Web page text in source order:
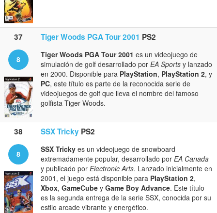
37 Tiger Woods PGA Tour 2001 PS2
8 Tiger Woods PGA Tour 2001 es un videojuego de
simulación de golf desarrollado por EA Sports y lanzado
en 2000. Disponible para PlayStation, PlayStation 2, y
PC, este título es parte de la reconocida serie de
videojuegos de golf que lleva el nombre del famoso
golfista Tiger Woods.
38 SSX Tricky PS2
8 SSX Tricky es un videojuego de snowboard
extremadamente popular, desarrollado por EA Canada
y publicado por Electronic Arts. Lanzado inicialmente en
2001, el juego está disponible para PlayStation 2,
Xbox, GameCube y Game Boy Advance. Este título
es la segunda entrega de la serie SSX, conocida por su
estilo arcade vibrante y energético.